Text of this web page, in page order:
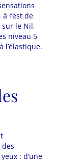
l’est de
sur le Nil,
niveau 5
l’élastique.
des
: d’une